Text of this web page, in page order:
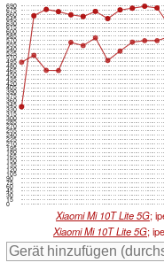
0
15
30
45
60
75
90
105
120
135
150
165
180
195
210
225
240
255
270
285
300
315
330
345
360
375
390
405
420
435
450
465
480
495
510
525
540
555
570
585
600
615
630
645
660
675
690
Xiaomi Mi 10T Lite 5G;
Xiaomi Mi 10T Lite 5G;